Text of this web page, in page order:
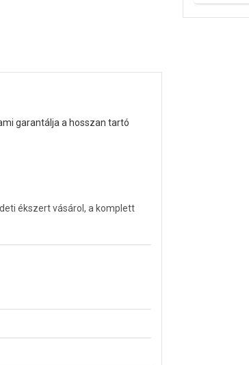
garantálja a hosszan tartó
ékszert vásárol, a komplett